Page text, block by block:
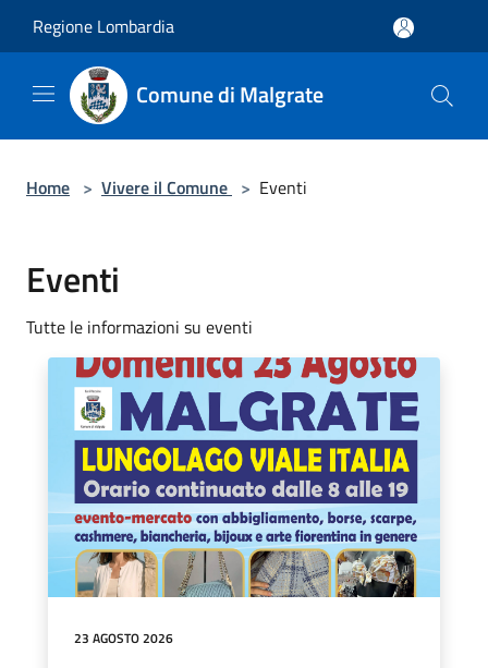
Regione Lombardia
Comune di Malgrate
Home > Vivere il Comune > Eventi
Eventi
Tutte le informazioni su eventi
23 AGOSTO 2026